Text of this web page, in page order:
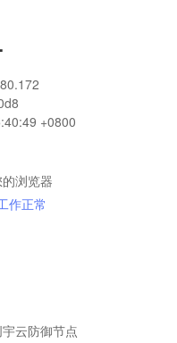
+0800
浏览器
作正常
云防御节点